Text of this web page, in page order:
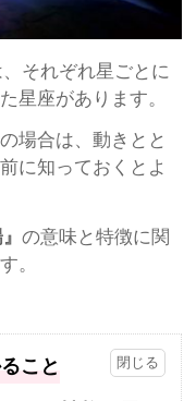
、それぞれ星ごとに
星座があります。
場合は、動きとと
に知っておくとよ
』の意味と特徴に関
。
こと